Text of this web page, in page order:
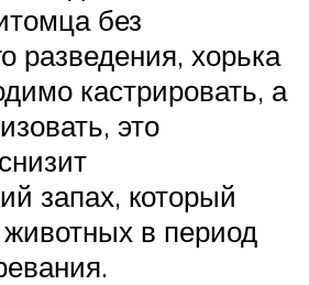
без
разведения, хорька
кастрировать, а
это
запах, который
животных в период